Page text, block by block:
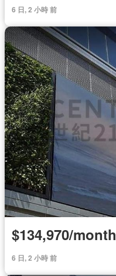
6 日, 2 小時 前
$134,970/month
6 日, 2 小時 前